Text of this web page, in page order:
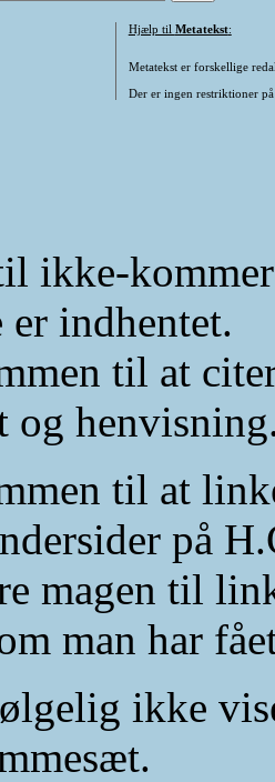
Hjælp til Metatekst:
Metatekst er forskellige
Der er ingen restriktioner
ikke-
indhentet.
til at
og
til at
på
magen til
man har
ikke